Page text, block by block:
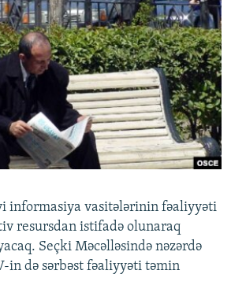
KITABXANASI
STANDARTLARIMIZ
TELEFONUNUZDA
informasiya vasitələrinin fəaliyyəti
resursdan istifadə olunaraq
Seçki Məcəlləsində nəzərdə
də sərbəst fəaliyyəti təmin